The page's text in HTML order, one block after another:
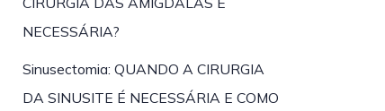
NECESSÁRIA?
Sinusectomia: QUANDO A CIRURGIA
DA SINUSITE É NECESSÁRIA E COMO